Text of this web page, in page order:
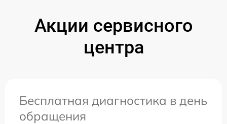
Акции сервисного
центра
Бесплатная диагностика в день
обращения